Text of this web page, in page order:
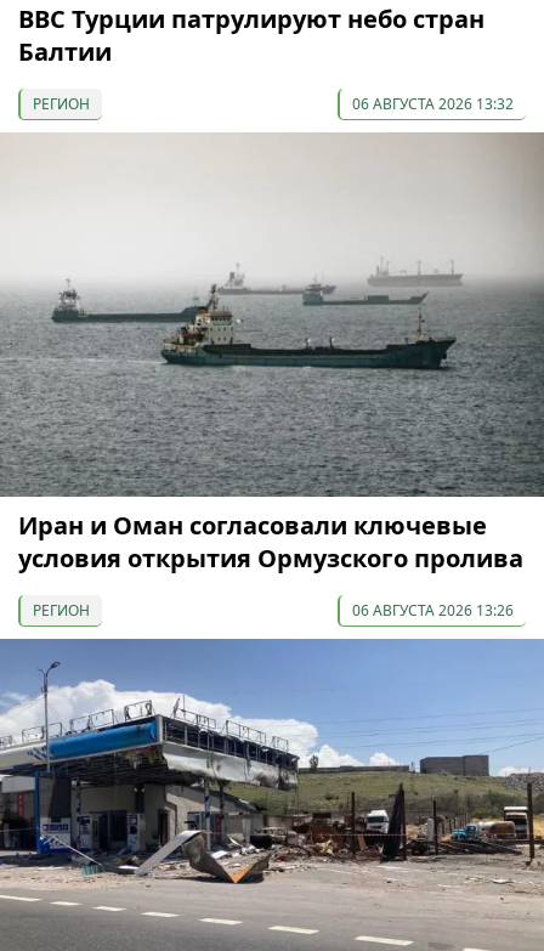
ВВС Турции патрулируют небо стран
Балтии
РЕГИОН 06 АВГУСТА 2026 13:32
Иран и Оман согласовали ключевые
условия открытия Ормузского пролива
РЕГИОН 06 АВГУСТА 2026 13:26